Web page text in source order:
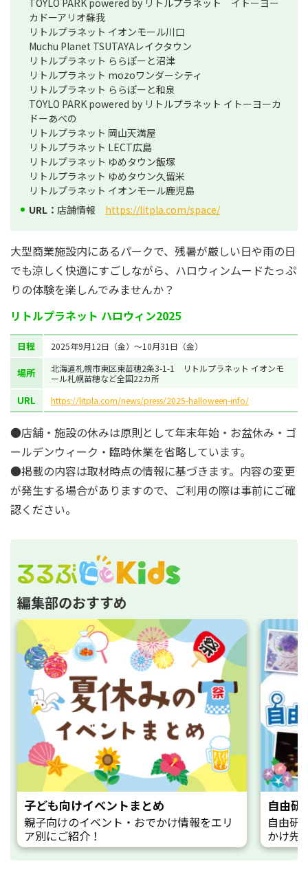
TOYLO PARK powered by リトルプラネット イトーヨー
カドーアリオ蘇我
リトルプラネット イオンモール川口
Muchu Planet TSUTAYAレイクタウン
リトルプラネット ららぽーと沼津
リトルプラネット mozoワンダーシティ
リトルプラネット ららぽーと和泉
TOYLO PARK powered by リトルプラネット イトーヨーカ
ドーあべの
リトルプラネット 岡山天満屋
リトルプラネット LECT広島
リトルプラネット ゆめタウン飯塚
リトルプラネット ゆめタウン久留米
リトルプラネット イオンモール鹿児島
URL： 店舗情報 https://litpla.com/space/
大型商業施設内にあるパークで、残暑が厳しい日や雨の日
でも涼しく快適にすごしながら、ハロウィンムードたっぷ
りの体験を楽しんでみませんか？
リトルプラネット ハロウィン2025
日程 2025年9月12日（金）～10月31日（金）
場所
北海道札幌市東区東苗穂2条3-1-1 リトルプラネット イオンモ
ール札幌苗穂など全国22カ所
URL https://litpla.com/news/press/2025-halloween-info/
●店舗・施設の休みは原則として年末年始・お盆休み・ゴ
ールデンウィーク・臨時休業を省略しています。
●掲載の内容は取材時点の情報に基づきます。内容の変更
が発生する場合がありますので、ご利用の際は事前にご確
認ください。
編集部のおすすめ
子ども向けイベントまとめ
親子向けのイベント・おでかけ情報をエリ
ア別にご紹介！
自由研
自由研
かけ先